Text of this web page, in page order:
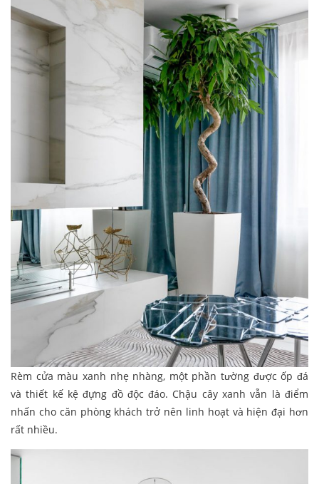
Rèm cửa màu xanh nhẹ nhàng, một phần tường được ốp đá
và thiết kế kệ đựng đồ độc đáo. Chậu cây xanh vẫn là điểm
nhấn cho căn phòng khách trở nên linh hoạt và hiện đại hơn
rất nhiều.